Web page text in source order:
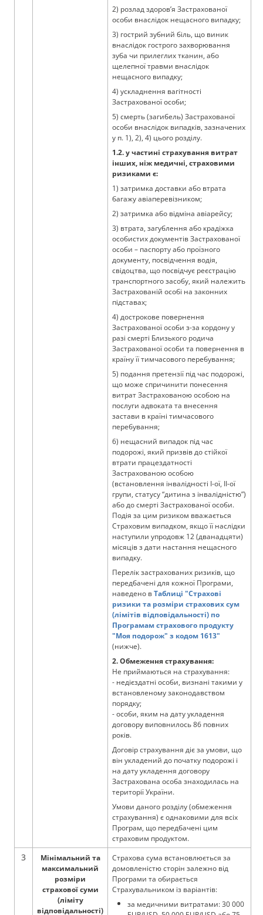
2) розлад здоров’я Застрахованої
особи внаслідок нещасного випадку;
3) гострий зубний біль, що виник
внаслідок гострого захворювання
зуба чи прилеглих тканин, або
щелепної травми внаслідок
нещасного випадку;
4) ускладнення вагітності
Застрахованої особи;
5) смерть (загибель) Застрахованої
особи внаслідок випадків, зазначених
у п. 1), 2), 4) цього розділу.
1.2. у частині страхування витрат
інших, ніж медичні, страховими
ризиками є:
1) затримка доставки або втрата
багажу авіаперевізником;
2) затримка або відміна авіарейсу;
3) втрата, загублення або крадіжка
особистих документів Застрахованої
особи – паспорту або проїзного
документу, посвідчення водія,
свідоцтва, що посвідчує реєстрацію
транспортного засобу, який належить
Застрахованій особі на законних
підставах;
4) дострокове повернення
Застрахованої особи з-за кордону у
разі смерті Близького родича
Застрахованої особи та повернення в
країну її тимчасового перебування;
5) подання претензії під час подорожі,
що може спричинити понесення
витрат Застрахованою особою на
послуги адвоката та внесення
застави в країні тимчасового
перебування;
6) нещасний випадок під час
подорожі, який призвів до стійкої
втрати працездатності
Застрахованою особою
(встановлення інвалідності І-ої, ІІ-ої
групи, статусу “дитина з інвалідністю”)
або до смерті Застрахованої особи.
Подія за цим ризиком вважається
Страховим випадком, якщо її наслідки
наступили упродовж 12 (дванадцяти)
місяців з дати настання нещасного
випадку.
Перелік застрахованих ризиків, що
передбачені для кожної Програми,
наведено вТаблиці "Страхові
ризики та розміри страхових сум
(лімітів відповідальності) по
Програмам страхового продукту
"Моя подорож" з кодом 1613"
(нижче).
2. Обмеження страхування:
Не приймаються на страхування:
- недієздатні особи, визнані такими у
встановленому законодавством
порядку;
- особи, яким на дату укладення
договору виповнилось 86 повних
років.
Договір страхування діє за умови, що
він укладений до початку подорожі і
на дату укладення договору
Застрахована особа знаходилась на
території України.
Умови даного розділу (обмеження
страхування) є однаковими для всіх
Програм, що передбачені цим
страховим продуктом.
3
Мінімальний та
максимальний
розміри
страхової суми
(ліміту
відповідальності)
Страхова сума встановлюється за
домовленістю сторін залежно від
Програми та обирається
Страхувальником із варіантів:
за медичними витратами: 30 000